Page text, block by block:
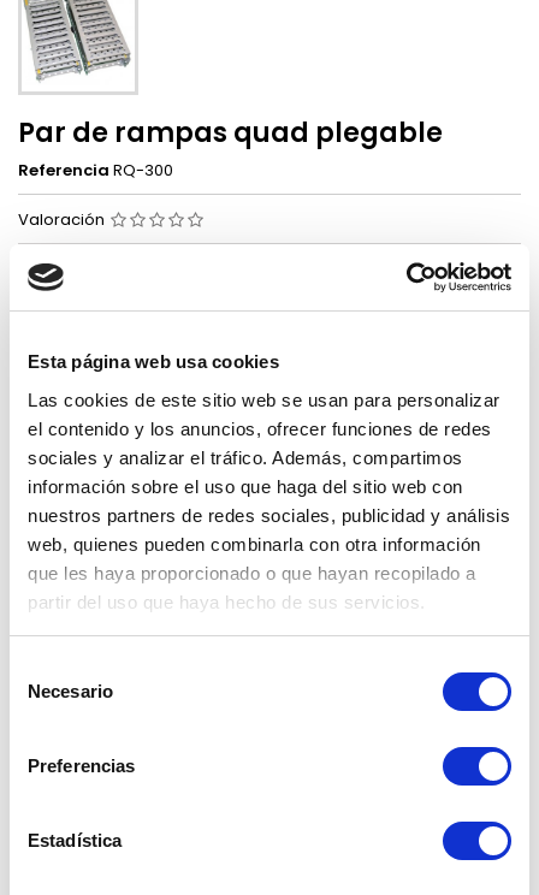
Esta página web usa cookies
Las cookies de este sitio web se usan para personalizar
el contenido y los anuncios, ofrecer funciones de redes
sociales y analizar el tráfico. Además, compartimos
información sobre el uso que haga del sitio web con
nuestros partners de redes sociales, publicidad y análisis
web, quienes pueden combinarla con otra información
que les haya proporcionado o que hayan recopilado a
partir del uso que haya hecho de sus servicios.
Necesario
Preferencias
Estadística
Par de rampas quad plegable
Referencia RQ-300
Valoración
Par de rampas de quad plegable de aluminio
DETALLES DEL PRODUCTO RESEÑAS
Envíos
gratuitos a
partir de 100
€. Solo península.
Pago
seguro
garantizado.
Recambios
para nuestros
productos.
ReferenciaRQ-300
<